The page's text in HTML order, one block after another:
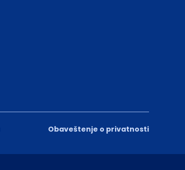
Obaveštenje o privatnosti